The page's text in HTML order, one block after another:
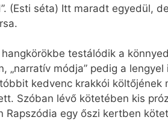
(Esti séta) Itt maradt egyedül,
testálódik a
„narratív módja” pedig a
kedvenc krakkói
Szóban lévő kötetében kis
Rapszódia egy őszi kertben